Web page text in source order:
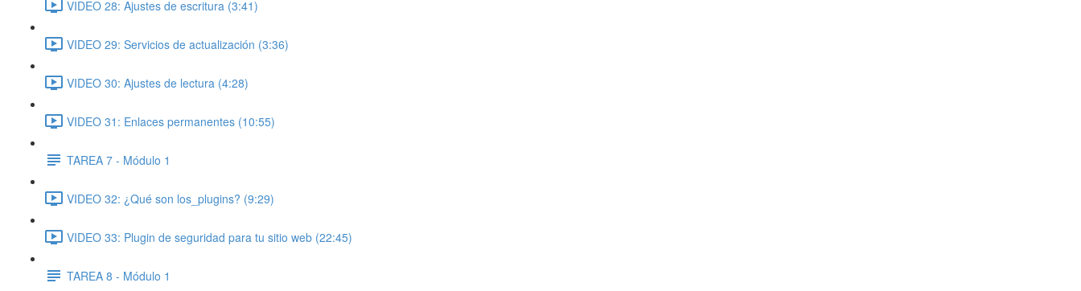
VIDEO 28: Ajustes de escritura (3:41)
VIDEO 29: Servicios de actualización (3:36)
VIDEO 30: Ajustes de lectura (4:28)
VIDEO 31: Enlaces permanentes (10:55)
TAREA 7 - Módulo 1
VIDEO 32: ¿Qué son los_plugins? (9:29)
VIDEO 33: Plugin de seguridad para tu sitio web (22:45)
TAREA 8 - Módulo 1